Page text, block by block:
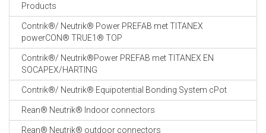
Products
Contrik®/ Neutrik® Power PREFAB met TITANEX
powerCON® TRUE1® TOP
Contrik®/ Neutrik®Power PREFAB met TITANEX EN
SOCAPEX/HARTING
Contrik®/ Neutrik® Equipotential Bonding System cPot
Rean® Neutrik® Indoor connectors
Rean® Neutrik® outdoor connectors